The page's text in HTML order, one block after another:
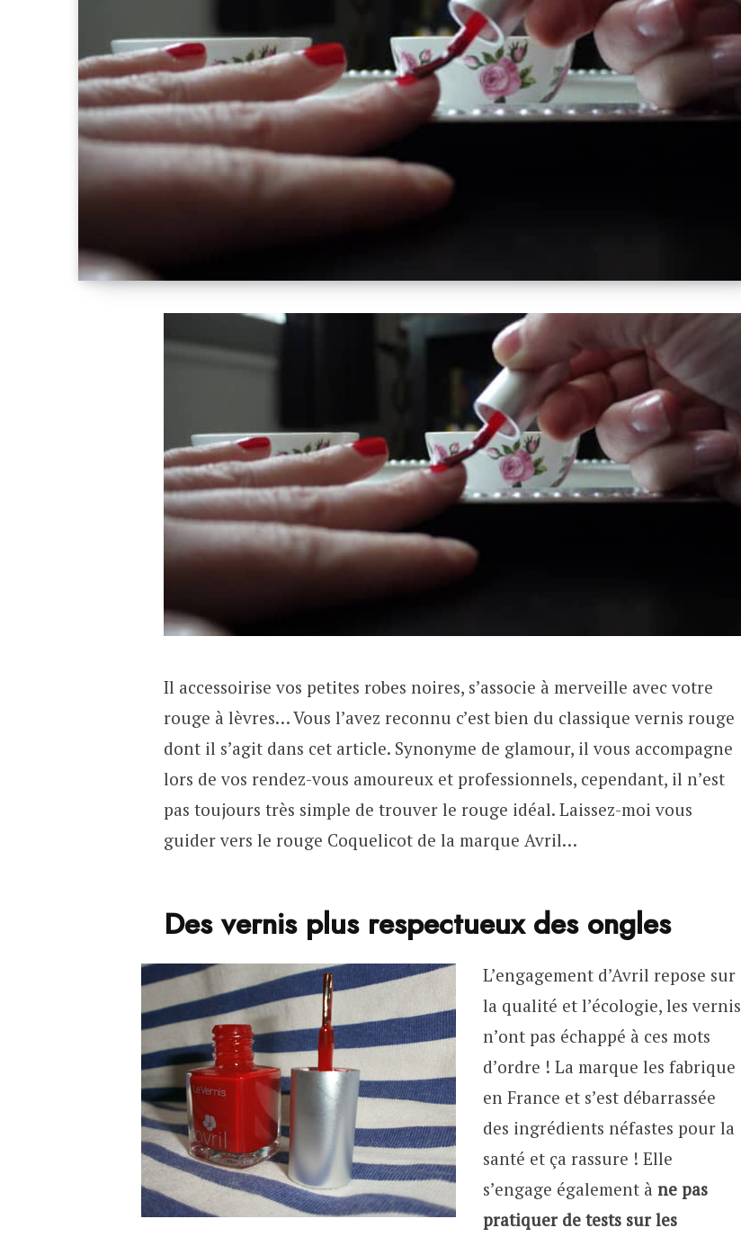
Il accessoirise vos petites robes noires, s’associe à merveille avec votre
rouge à lèvres… Vous l’avez reconnu c’est bien du classique vernis rouge
dont il s’agit dans cet article. Synonyme de glamour, il vous accompagne
lors de vos rendez-vous amoureux et professionnels, cependant, il n’est
pas toujours très simple de trouver le rouge idéal. Laissez-moi vous
guider vers le rouge Coquelicot de la marque Avril…
Des vernis plus respectueux des ongles
L’engagement d’Avril repose sur
la qualité et l’écologie, les vernis
n’ont pas échappé à ces mots
d’ordre ! La marque les fabrique
en France et s’est débarrassée
des ingrédients néfastes pour la
santé et ça rassure ! Elle
s’engage également à ne pas
pratiquer de tests sur les